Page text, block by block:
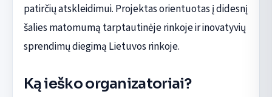
patirčių atskleidimui. Projektas orientuotas į didesnį
šalies matomumą tarptautinėje rinkoje ir inovatyvių
sprendimų diegimą Lietuvos rinkoje.
Ką ieško organizatoriai?